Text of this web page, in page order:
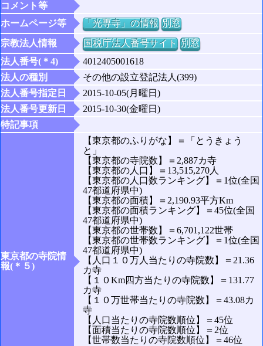
コメント等
ホームページ等
「光専寺」の情報 別窓
宗教法人情報
国税庁法人番号サイト 別窓
法人番号(＊4)
4012405001618
法人の種別
その他の設立登記法人(399)
法人番号指定日
2015-10-05(月曜日)
法人番号更新日
2015-10-30(金曜日)
特記事項
東京都の寺院情
報(＊５)
【東京都のふりがな】＝「とうきょう
と」
【東京都の寺院数】＝2,887カ寺
【東京都の人口】＝13,515,270人
【東京都の人口数ランキング】＝1位(全国
47都道府県中)
【東京都の面積】＝2,190.93平方Km
【東京都の面積ランキング】＝45位(全国
47都道府県中)
【東京都の世帯数】＝6,701,122世帯
【東京都の世帯数ランキング】＝1位(全国
47都道府県中)
【人口１０万人当たりの寺院数】＝21.36
カ寺
【１０Km四方当たりの寺院数】＝131.77
カ寺
【１０万世帯当たりの寺院数】＝43.08カ
寺
【人口当たりの寺院数順位】＝45位
【面積当たりの寺院数順位】＝2位
【世帯数当たりの寺院数順位】＝46位